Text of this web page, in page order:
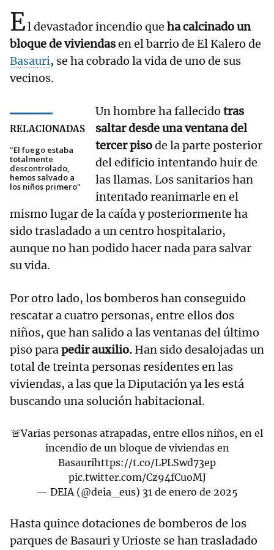
El devastador incendio que ha calcinado un
bloque de viviendasen el barrio de El Kalero de
Basauri, se ha cobrado la vida de uno de sus
vecinos.
RELACIONADAS
"El fuego estaba
totalmente
descontrolado,
hemos salvado a
los niños primero"
Un hombre ha fallecido tras
saltar desde una ventana del
tercer pisode la parte posterior
del edificio intentando huir de
las llamas. Los sanitarios han
intentado reanimarle en el
mismo lugar de la caída y posteriormente ha
sido trasladado a un centro hospitalario,
aunque no han podido hacer nada para salvar
su vida.
Por otro lado, los bomberos han conseguido
rescatar a cuatro personas, entre ellos dos
niños, que han salido a las ventanas del último
piso parapedir auxilio. Han sido desalojadas un
total de treinta personas residentes en las
viviendas, a las que la Diputación ya les está
buscando una solución habitacional.
🚨Varias personas atrapadas, entre ellos niños, en el
incendio de un bloque de viviendas en
Basaurihttps://t.co/LPLSwd73ep
pic.twitter.com/Cz94fCuoMJ
— DEIA (@deia_eus) 31 de enero de 2025
Hasta quince dotaciones de bomberos de los
parques de Basauri y Urioste se han trasladado